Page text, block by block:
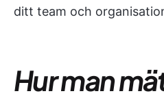
ditt team och
Hur man